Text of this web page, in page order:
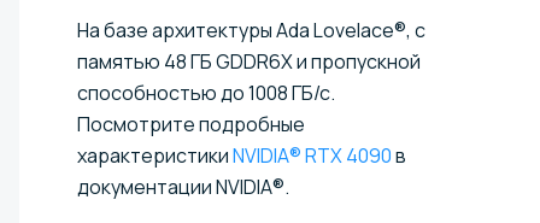
На базе архитектуры Ada Lovelace®, с
памятью 48 ГБ GDDR6X и пропускной
способностью до 1008 ГБ/с.
Посмотрите подробные
характеристикиNVIDIA® RTX 4090в
документации NVIDIA®.